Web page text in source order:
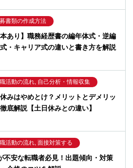
書類の作成方法
本あり】職務経歴書の編年体式・逆編
・キャリア式の違いと書き方を解説
活動の流れ, 自己分析・情報収集
みはやめとけ？メリットとデメリッ
徹底解説【土日休みとの違い】
活動の流れ, 面接対策する
不安な転職者必見！出題傾向・対策